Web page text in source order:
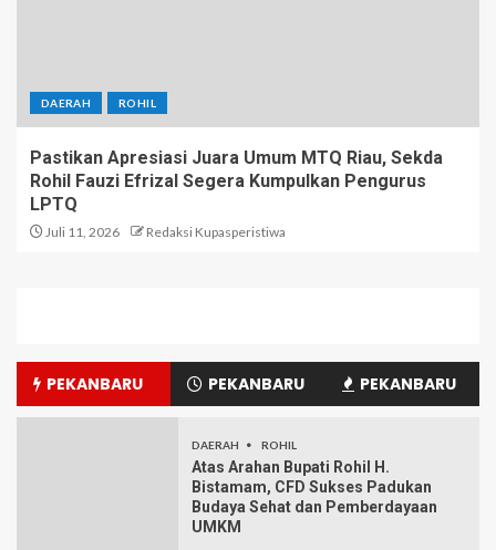
DAERAH ROHIL
Pastikan Apresiasi Juara Umum MTQ Riau, Sekda
Rohil Fauzi Efrizal Segera Kumpulkan Pengurus
LPTQ
Juli 11, 2026 Redaksi Kupasperistiwa
PEKANBARU PEKANBARU PEKANBARU
DAERAH ROHIL
Atas Arahan Bupati Rohil H.
Bistamam, CFD Sukses Padukan
Budaya Sehat dan Pemberdayaan
UMKM